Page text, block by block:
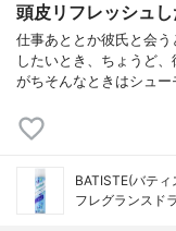
頭皮リフレッシュ
仕事あととか彼氏と会
したいとき、ちょうど
がちそんなときはシュ
BATISTE(バティ
フレグランスド